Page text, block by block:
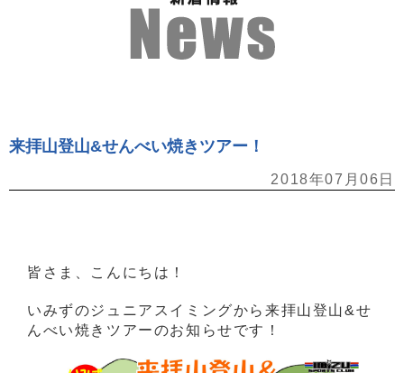
来拝山登山&せんべい焼きツアー！
2018年07月06日
皆さま、こんにちは！
いみずのジュニアスイミングから来拝山登山&せ
んべい焼きツアーのお知らせです！